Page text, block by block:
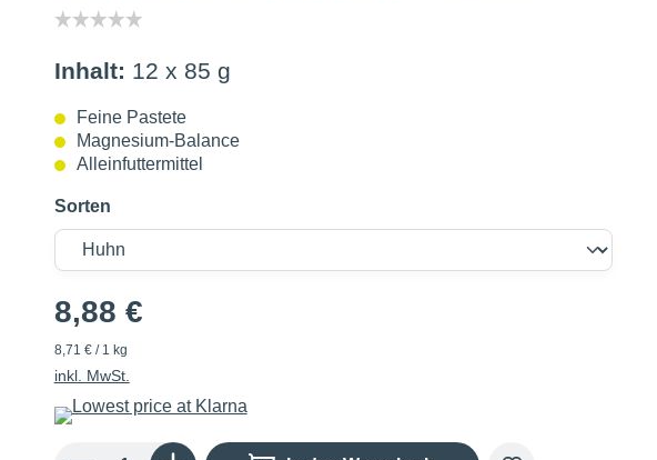
Inhalt: 12 x 85 g
Feine Pastete
Magnesium-Balance
Alleinfuttermittel
Sorten
8,88 €
8,71 € / 1 kg
inkl. MwSt.
Produkt Anzahl: Gib den gewünschten Wert ein oder benutze die Schaltflächen um die Anzahl zu